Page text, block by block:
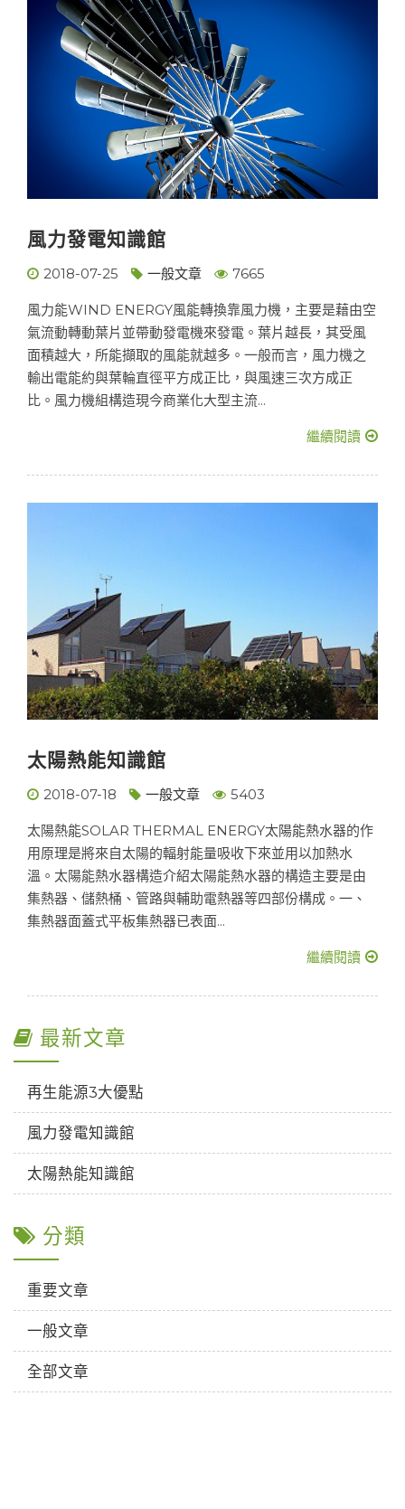
風力發電知識館
2018-07-25 一般文章 7665
風力能WIND ENERGY風能轉換靠風力機，主要是藉由空
氣流動轉動葉片並帶動發電機來發電。葉片越長，其受風
面積越大，所能擷取的風能就越多。一般而言，風力機之
輸出電能約與葉輪直徑平方成正比，與風速三次方成正
比。風力機組構造現今商業化大型主流...
繼續閱讀
太陽熱能知識館
2018-07-18 一般文章 5403
太陽熱能SOLAR THERMAL ENERGY太陽能熱水器的作
用原理是將來自太陽的輻射能量吸收下來並用以加熱水
溫。太陽能熱水器構造介紹太陽能熱水器的構造主要是由
集熱器、儲熱桶、管路與輔助電熱器等四部份構成。一、
集熱器面蓋式平板集熱器已表面...
繼續閱讀
最新文章
再生能源3大優點
風力發電知識館
太陽熱能知識館
分類
重要文章
一般文章
全部文章